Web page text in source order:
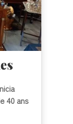
40 ans